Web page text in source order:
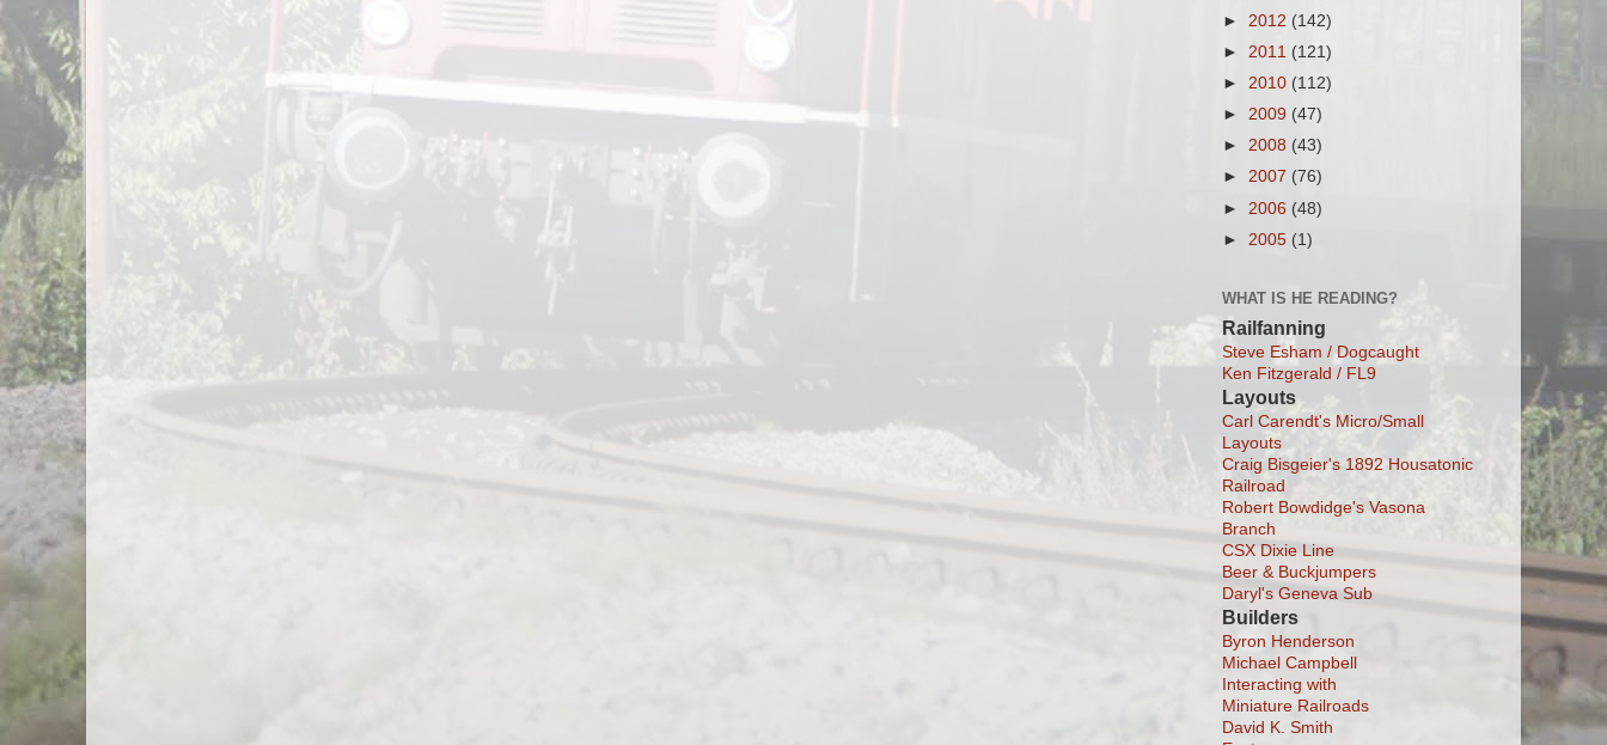
► 2012 (142)
► 2011 (121)
► 2010 (112)
► 2009 (47)
► 2008 (43)
► 2007 (76)
► 2006 (48)
► 2005 (1)
WHAT IS HE READING?
Railfanning
Steve Esham / Dogcaught
Ken Fitzgerald / FL9
Layouts
Carl Carendt's Micro/Small
Layouts
Craig Bisgeier's 1892 Housatonic
Railroad
Robert Bowdidge's Vasona
Branch
CSX Dixie Line
Beer & Buckjumpers
Daryl's Geneva Sub
Builders
Byron Henderson
Michael Campbell
Interacting with
Miniature Railroads
David K. Smith